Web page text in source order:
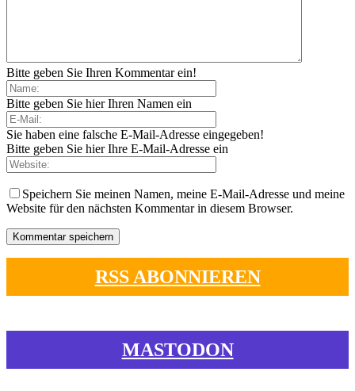
Bitte geben Sie Ihren Kommentar ein!
Bitte geben Sie hier Ihren Namen ein
Sie haben eine falsche E-Mail-Adresse eingegeben!
Bitte geben Sie hier Ihre E-Mail-Adresse ein
Speichern Sie meinen Namen, meine E-Mail-Adresse und meine
Website für den nächsten Kommentar in diesem Browser.
RSS ABONNIEREN
MASTODON